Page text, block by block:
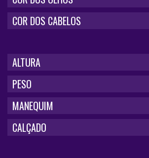
COR DOS CABELOS
ALTURA
PESO
MANEQUIM
CALÇADO